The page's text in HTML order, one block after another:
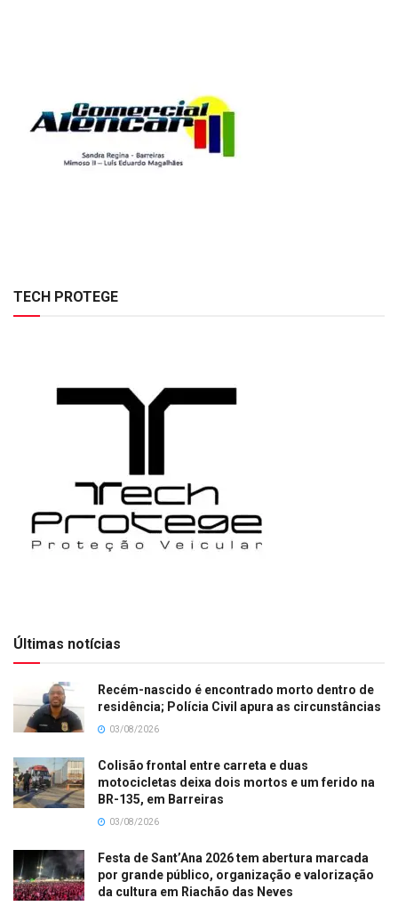
TECH PROTEGE
Últimas notícias
Recém-nascido é encontrado morto dentro de
residência; Polícia Civil apura as circunstâncias
03/08/2026
Colisão frontal entre carreta e duas
motocicletas deixa dois mortos e um ferido na
BR-135, em Barreiras
03/08/2026
Festa de Sant’Ana 2026 tem abertura marcada
por grande público, organização e valorização
da cultura em Riachão das Neves